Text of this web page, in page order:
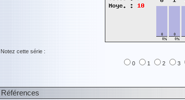
Notez cette série :
0
1 2 3
Références